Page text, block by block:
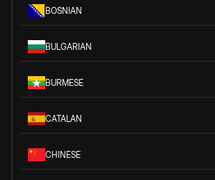
BOSNIAN
BULGARIAN
BURMESE
CATALAN
CHINESE